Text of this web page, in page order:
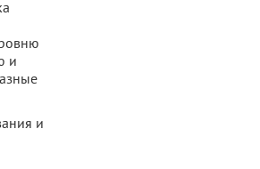
и
и